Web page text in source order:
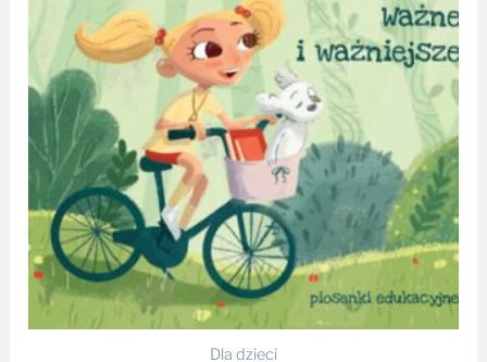
Dla dzieci
ZoZi – Ważne i ważniejsze CD